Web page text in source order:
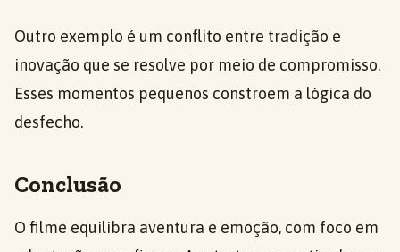
Outro exemplo é um conflito entre tradição e
inovação que se resolve por meio de compromisso.
Esses momentos pequenos constroem a lógica do
desfecho.
Conclusão
O filme equilibra aventura e emoção, com foco em